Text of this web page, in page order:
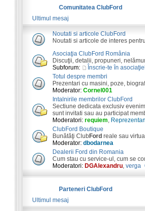
Comunitatea ClubFord
Ultimul mesaj
Noutati si articole ClubFord
Noutati si articole de interes
Asociaţia ClubFord România
Discuţii, detalii, propuneri,
Subforum:
Înscrie-te în
Totul despre membri
Prezentari cu masini, poze,
Moderator: Cornel001
Intalnirile membrilor ClubFord
Sectiune dedicata exclusiv
sunt invitati sau au participat
Moderatori: requiem,
ClubFord Boutique
Bunătăţi ClubFord reale sau
Moderator: dbodarnea
Dealerii Ford din Romania
Cum stau cu service-ul, cum se
Moderatori: DGAlexandru,
Parteneri ClubFord
Ultimul mesaj